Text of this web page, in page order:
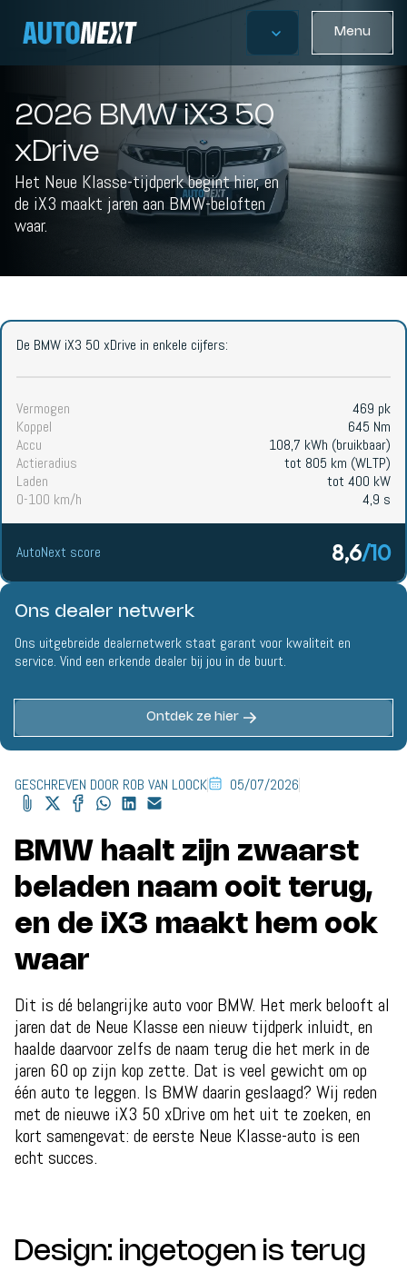
Menu
2026 BMW iX3 50
xDrive
Het Neue Klasse-tijdperk begint hier, en
de iX3 maakt jaren aan BMW-beloften
waar.
De BMW iX3 50 xDrive in enkele cijfers:
Vermogen
469 pk
Koppel
645 Nm
Accu
108,7 kWh (bruikbaar)
Actieradius
tot 805 km (WLTP)
Laden
tot 400 kW
0-100 km/h
4,9 s
AutoNext score 8,6/10
Ons dealer netwerk
Ons uitgebreide dealernetwerk staat garant voor kwaliteit en
service. Vind een erkende dealer bij jou in de buurt.
Ontdek ze hier
GESCHREVEN DOOR ROB VAN LOOCK 05/07/2026
BMW haalt zijn zwaarst
beladen naam ooit terug,
en de iX3 maakt hem ook
waar
Dit is dé belangrijke auto voor BMW. Het merk belooft al
jaren dat de Neue Klasse een nieuw tijdperk inluidt, en
haalde daarvoor zelfs de naam terug die het merk in de
jaren 60 op zijn kop zette. Dat is veel gewicht om op
één auto te leggen. Is BMW daarin geslaagd? Wij reden
met de nieuwe iX3 50 xDrive om het uit te zoeken, en
kort samengevat: de eerste Neue Klasse-auto is een
echt succes.
Design: ingetogen is terug